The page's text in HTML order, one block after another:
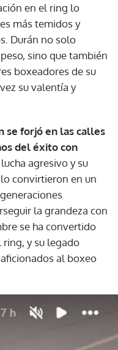
en el ring lo
más temidos y
Durán no solo
sino que también
boxeadores de su
su valentía y
se forjó en las calles
del éxito con
lucha agresivo y su
convirtieron en un
la grandeza con
se ha convertido
y su legado
al boxeo